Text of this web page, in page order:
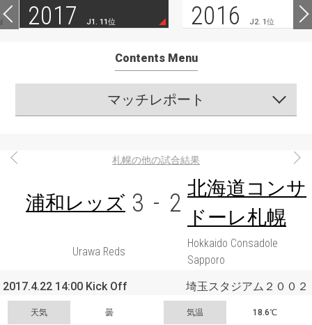
2017 J1. 11位 2016 J2. 1位
Contents Menu
マッチレポート
札幌の他の試合結果
浦和レッズ 3 - 2
北海道コンサ
ドーレ札幌
Urawa Reds
Hokkaido Consadole
Sapporo
2017.4.22 14:00 Kick Off
埼玉スタジアム２００２
天気 曇 気温 18.6℃